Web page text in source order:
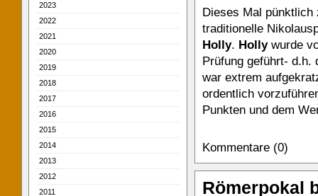
2023
2022
2021
2020
2019
2018
2017
2016
2015
2014
2013
2012
2011
Dieses Mal pünktlich
traditionelle
Holly. Holly wurde
Prüfung geführt- d.h.
war extrem
ordentlich
Punkten und dem
Kommentare (0)
Römerpokal